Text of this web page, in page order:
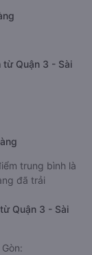
từ Quận 3 - Sài
trung bình là
đã trải
Quận 3 - Sài